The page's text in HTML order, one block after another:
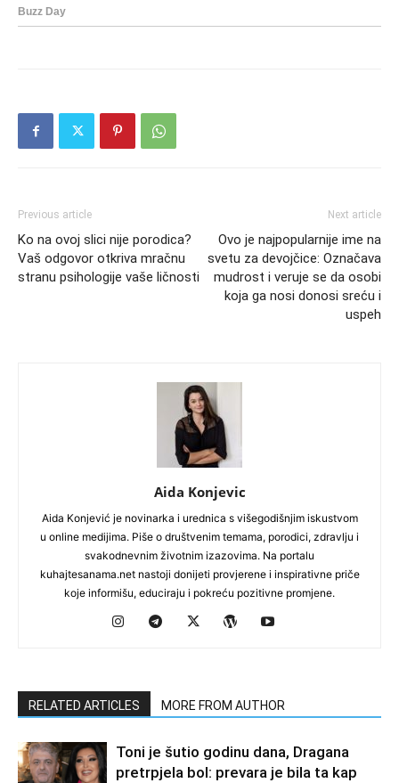
Previous article
Ko na ovoj slici nije porodica?
Vaš odgovor otkriva mračnu
stranu psihologije vaše ličnosti
Next article
Ovo je najpopularnije ime na
svetu za devojčice: Označava
mudrost i veruje se da osobi
koja ga nosi donosi sreću i
uspeh
Aida Konjevic
Aida Konjević je novinarka i urednica s višegodišnjim iskustvom
u online medijima. Piše o društvenim temama, porodici, zdravlju i
svakodnevnim životnim izazovima. Na portalu
kuhajtesanama.net nastoji donijeti provjerene i inspirativne priče
koje informišu, educiraju i pokreću pozitivne promjene.
RELATED ARTICLES MORE FROM AUTHOR
Toni je šutio godinu dana, Dragana
pretrpjela bol: prevara je bila ta kap